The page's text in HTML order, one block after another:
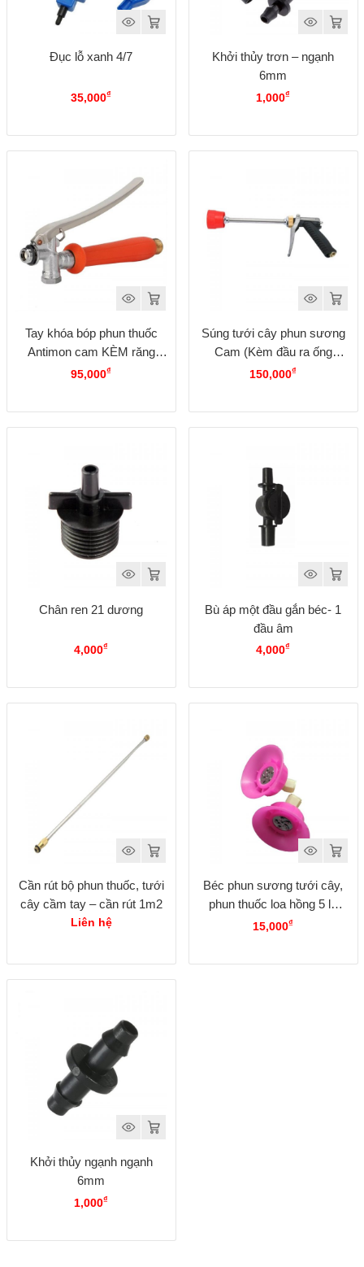
Đục lỗ xanh 4/7
35,000₫
Khởi thủy trơn – ngạnh
6mm
1,000₫
Tay khóa bóp phun thuốc
Antimon cam KÈM răng
đồng ra ống 8mm
95,000₫
Súng tưới cây phun sương
Cam (Kèm đầu ra ống
10mm)
150,000₫
Chân ren 21 dương
4,000₫
Bù áp một đầu gắn béc- 1
đầu âm
4,000₫
Cần rút bộ phun thuốc, tưới
cây cầm tay – cần rút 1m2
Liên hệ
Béc phun sương tưới cây,
phun thuốc loa hồng 5 lổ
phun
15,000₫
Khởi thủy ngạnh ngạnh
6mm
1,000₫